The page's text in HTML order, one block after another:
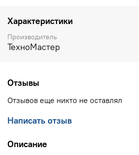
Характеристики
Производитель
ТехноМастер
Отзывы
Отзывов еще никто не оставлял
Написать отзыв
Описание